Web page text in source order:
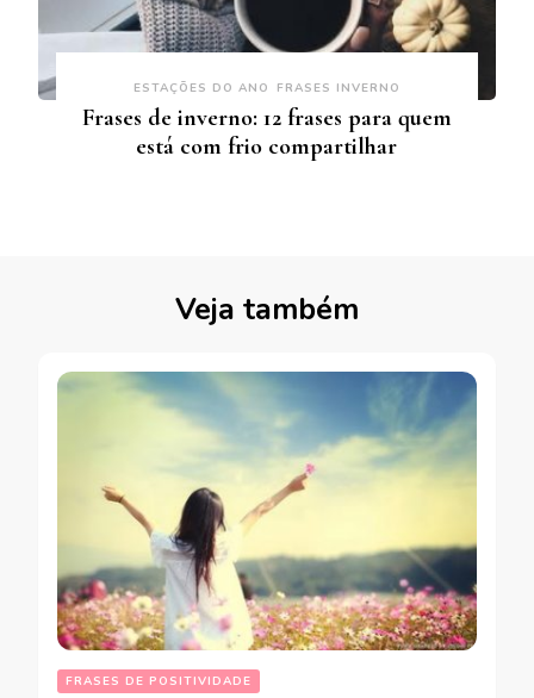
ESTAÇÕES DO ANO FRASES INVERNO
Frases de inverno: 12 frases para quem
está com frio compartilhar
Veja também
FRASES DE POSITIVIDADE